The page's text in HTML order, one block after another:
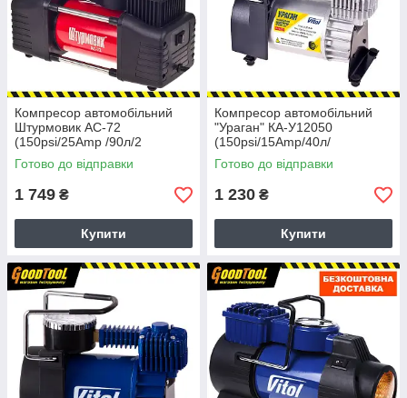
Компресор автомобільний
Штурмовик АС-72
(150psi/25Amp /90л/2
циліндра /шланг 5,0м/клеми)
Готово до відправки
1 749 ₴
Купити
Компресор автомобільний
"Ураган" КА-У12050
(150psi/15Amp/40л/
прикурювач+перехідник)
Готово до відправки
1 230 ₴
Купити